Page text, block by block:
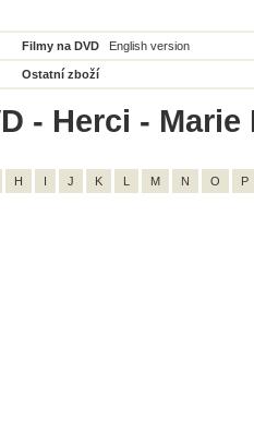
Filmy na DVD English version
Ostatní zboží
- Herci -
H I J K L M N O P